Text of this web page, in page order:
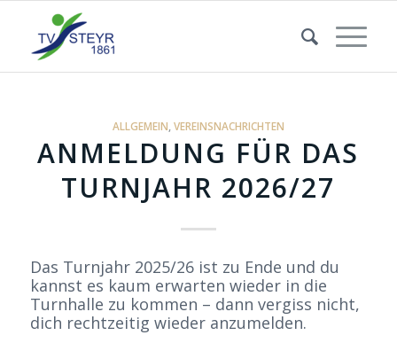
ALLGEMEIN VEREINSNACHRICHTEN
ANMELDUNG FÜR DAS
TURNJAHR 2026/27
Das Turnjahr 2025/26 ist zu Ende und du
kannst es kaum erwarten wieder in die
Turnhalle zu kommen – dann vergiss nicht,
dich rechtzeitig wieder anzumelden.